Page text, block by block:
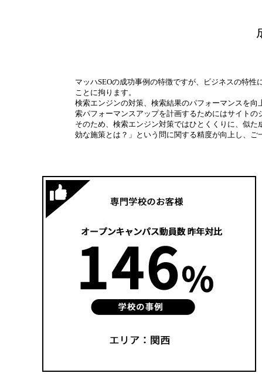
マッハSEOの成功事例の特徴ですが、ビジネスの特
ことに拘ります。
検索エンジンの対策、検索結果のパフォーマンスを
索パフォーマンスアップを計画するためにはサイトの
そのため、検索エンジン対策ではひとくくりに、似
効な施策とは？」という問に関する精度が向上し、ご